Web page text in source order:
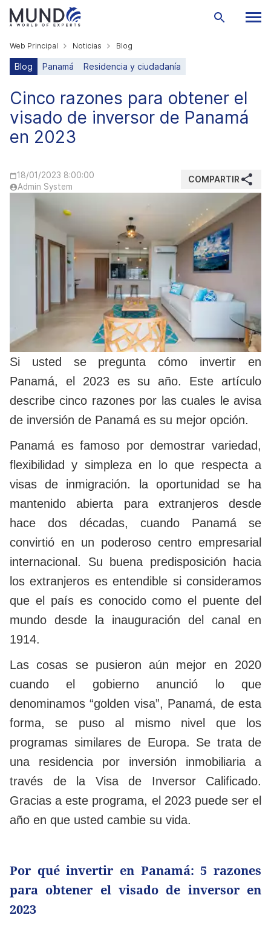
Web Principal Noticias Blog
Blog Panamá Residencia y ciudadanía
Cinco razones para obtener el
visado de inversor de Panamá
en 2023
18/01/2023 8:00:00
Admin System
COMPARTIR
Si usted se pregunta cómo invertir en
Panamá, el 2023 es su año. Este artículo
describe cinco razones por las cuales le avisa
de inversión de Panamá es su mejor opción.
Panamá es famoso por demostrar variedad,
flexibilidad y simpleza en lo que respecta a
visas de inmigración. la oportunidad se ha
mantenido abierta para extranjeros desde
hace dos décadas, cuando Panamá se
convirtió en un poderoso centro empresarial
internacional. Su buena predisposición hacia
los extranjeros es entendible si consideramos
que el país es conocido como el puente del
mundo desde la inauguración del canal en
1914.
Las cosas se pusieron aún mejor en 2020
cuando el gobierno anunció lo que
denominamos “golden visa”, Panamá, de esta
forma, se puso al mismo nivel que los
programas similares de Europa. Se trata de
una residencia por inversión inmobiliaria a
través de la Visa de Inversor Calificado.
Gracias a este programa, el 2023 puede ser el
año en que usted cambie su vida.
Por qué invertir en Panamá: 5 razones
para obtener el visado de inversor en
2023